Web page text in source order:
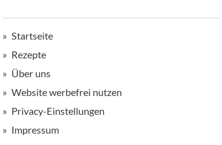
Startseite
Rezepte
Über uns
Website werbefrei nutzen
Privacy-Einstellungen
Impressum